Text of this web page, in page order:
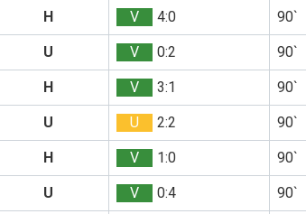
H V 4:0 90`
U V 0:2 90`
H V 3:1 90`
U U 2:2 90`
H V 1:0 90`
U V 0:4 90`